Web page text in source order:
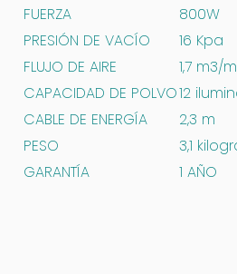
FUERZA
800W
PRESIÓN DE VACÍO
16 Kpa
FLUJO DE AIRE
1,7 m3/
CAPACIDAD DE POLVO12
CABLE DE ENERGÍA
2,3 m
PESO
3,1
GARANTÍA
1 AÑO